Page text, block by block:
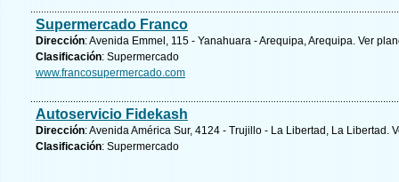
Supermercado Franco
Dirección: Avenida Emmel, 115 - Yanahuara - Arequipa, Arequipa. Ver
Clasificación: Supermercado
www.francosupermercado.com
Autoservicio Fidekash
Dirección: Avenida América Sur, 4124 - Trujillo - La Libertad, La Libertad.
Clasificación: Supermercado